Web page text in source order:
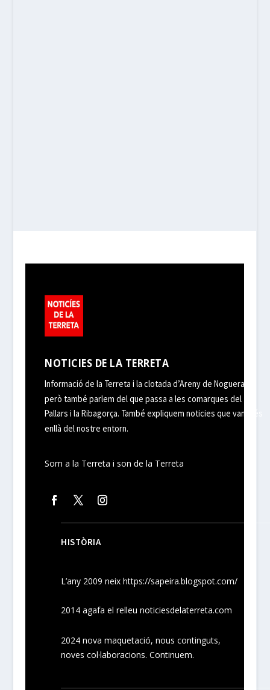
NOTICIES DE LA TERRETA
Informació de la Terreta i la clotada d’Areny de Noguera,
però també parlem del que passa a les comarques del
Pallars i la Ribagorça. També expliquem noticies que van més
enllà del nostre entorn.
Som a la Terreta i son de la Terreta
HISTÒRIA
L’any 2009 neixhttps://sapeira.blogspot.com/
2014 agafa el relleu noticiesdelaterreta.com
2024nova maquetació, nouscontinguts,
novescol·laboracions. Continuem.